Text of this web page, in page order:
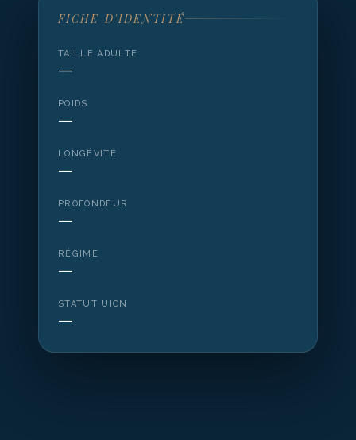
FICHE D'IDENTITÉ
TAILLE ADULTE
—
POIDS
—
LONGÉVITÉ
—
PROFONDEUR
—
RÉGIME
—
STATUT UICN
—